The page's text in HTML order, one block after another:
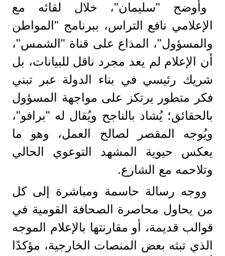
وأوضح "سليمان"، خلال لقائه مع
الإعلامي نافع التراس، ببرنامج "المواطن
والمسؤول"، المذاع على قناة "الشمس"،
أن الإعلام لم يعد مجرد ناقل للبيانات، بل
شريك رئيسي في بناء الدولة عبر تبني
فكر متطور يرتكز على مواجهة المسؤول
بالحقائق؛ يُشاد بالناجح ويُقال له "برافو"،
ويُوجه المقصر لصالح العمل، وهو ما
يعكس حيوية المشهد التوعوي الحالي
وتلاحمه مع الشارع.
ووجه رسالة حاسمة ومباشرة إلى كل
من يحاول محاصرة الصحافة القومية في
قوالب قديمة، أو مقارنتها بالإعلام الموجه
الذي تبثه بعض المنصات الخارجية، مؤكدًا